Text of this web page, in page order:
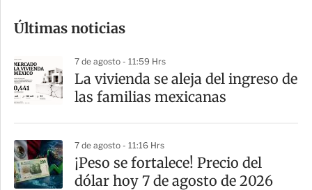
m
a
r
i
r
Últimas noticias
7 de agosto - 11:59 Hrs
La vivienda se aleja del ingreso de
las familias mexicanas
7 de agosto - 11:16 Hrs
¡Peso se fortalece! Precio del
dólar hoy 7 de agosto de 2026